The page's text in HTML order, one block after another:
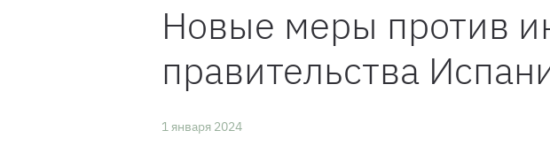
Новые меры против
правительства
1 января 2024